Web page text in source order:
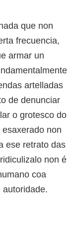
que non
frecuencia,
armar un
artelladas
de denunciar
o grotesco do
non
ese retrato das
non é
coa